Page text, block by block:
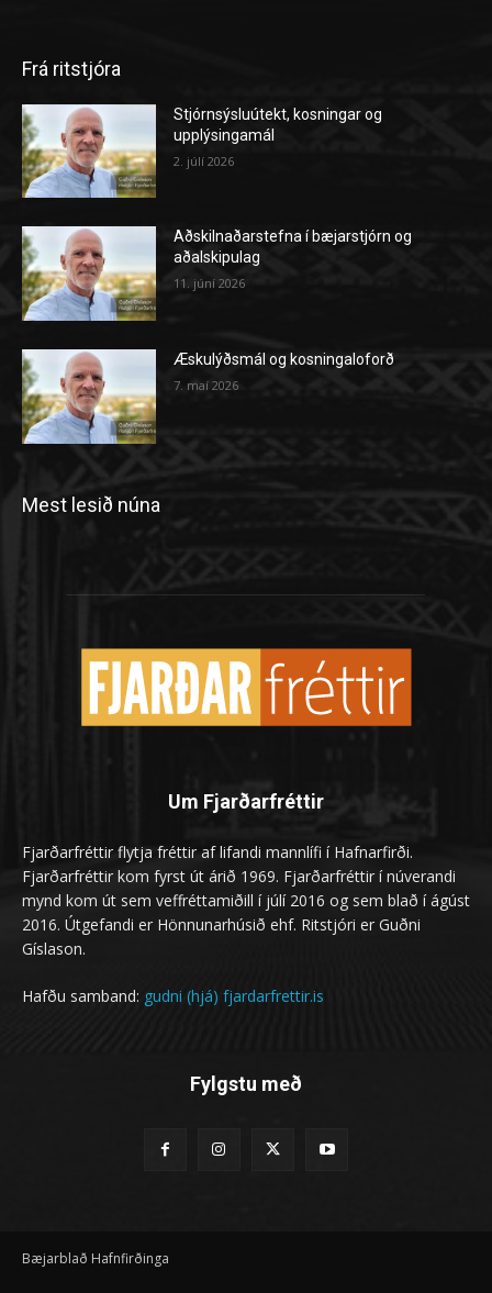
Frá ritstjóra
Stjórnsýsluútekt, kosningar og
upplýsingamál
2. júlí 2026
Aðskilnaðarstefna í bæjarstjórn og
aðalskipulag
11. júní 2026
Æskulýðsmál og kosningaloforð
7. maí 2026
Mest lesið núna
Um Fjarðarfréttir
Fjarðarfréttir flytja fréttir af lifandi mannlífi í Hafnarfirði.
Fjarðarfréttir kom fyrst út árið 1969. Fjarðarfréttir í núverandi
mynd kom út sem veffréttamiðill í júlí 2016 og sem blað í ágúst
2016. Útgefandi er Hönnunarhúsið ehf. Ritstjóri er Guðni
Gíslason.
Hafðu samband: gudni (hjá) fjardarfrettir.is
Fylgstu með
Bæjarblað Hafnfirðinga